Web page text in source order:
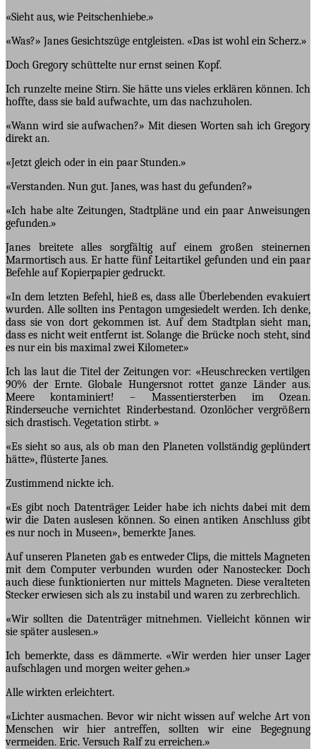
«Sieht aus, wie Peitschenhiebe.»
«Was?» Janes Gesichtszüge entgleisten. «Das ist wohl ein Scherz.»
Doch Gregory schüttelte nur ernst seinen Kopf.
Ich runzelte meine Stirn. Sie hätte uns vieles erklären können. Ich
hoffte, dass sie bald aufwachte, um das nachzuholen.
«Wann wird sie aufwachen?» Mit diesen Worten sah ich Gregory
direkt an.
«Jetzt gleich oder in ein paar Stunden.»
«Verstanden. Nun gut. Janes, was hast du gefunden?»
«Ich habe alte Zeitungen, Stadtpläne und ein paar Anweisungen
gefunden.»
Janes breitete alles sorgfältig auf einem großen steinernen
Marmortisch aus. Er hatte fünf Leitartikel gefunden und ein paar
Befehle auf Kopierpapier gedruckt.
«In dem letzten Befehl, hieß es, dass alle Überlebenden evakuiert
wurden. Alle sollten ins Pentagon umgesiedelt werden. Ich denke,
dass sie von dort gekommen ist. Auf dem Stadtplan sieht man,
dass es nicht weit entfernt ist. Solange die Brücke noch steht, sind
es nur ein bis maximal zwei Kilometer.»
Ich las laut die Titel der Zeitungen vor: «Heuschrecken vertilgen
90% der Ernte. Globale Hungersnot rottet ganze Länder aus.
Meere kontaminiert! – Massentiersterben im Ozean.
Rinderseuche vernichtet Rinderbestand. Ozonlöcher vergrößern
sich drastisch. Vegetation stirbt. »
«Es sieht so aus, als ob man den Planeten vollständig geplündert
hätte», flüsterte Janes.
Zustimmend nickte ich.
«Es gibt noch Datenträger. Leider habe ich nichts dabei mit dem
wir die Daten auslesen können. So einen antiken Anschluss gibt
es nur noch in Museen», bemerkte Janes.
Auf unseren Planeten gab es entweder Clips, die mittels Magneten
mit dem Computer verbunden wurden oder Nanostecker. Doch
auch diese funktionierten nur mittels Magneten. Diese veralteten
Stecker erwiesen sich als zu instabil und waren zu zerbrechlich.
«Wir sollten die Datenträger mitnehmen. Vielleicht können wir
sie später auslesen.»
Ich bemerkte, dass es dämmerte. «Wir werden hier unser Lager
aufschlagen und morgen weiter gehen.»
Alle wirkten erleichtert.
«Lichter ausmachen. Bevor wir nicht wissen auf welche Art von
Menschen wir hier antreffen, sollten wir eine Begegnung
vermeiden. Eric. Versuch Ralf zu erreichen.»